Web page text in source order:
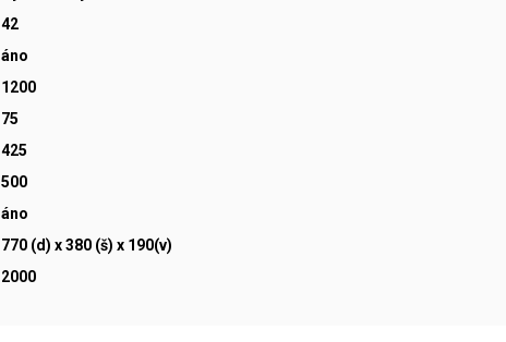
42
áno
1200
75
425
500
áno
770 (d) x 380 (š) x 190(v)
2000